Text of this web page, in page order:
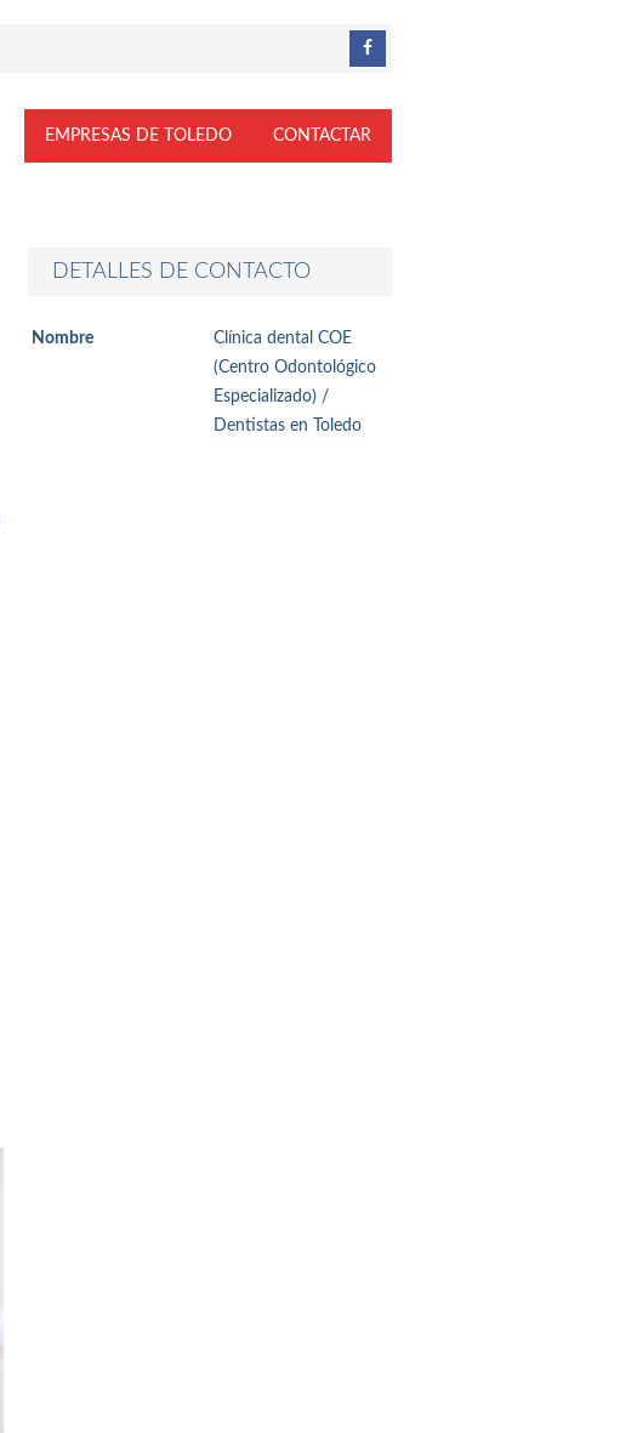
EMPRESAS DE TOLEDO CONTACTAR
DETALLES DE CONTACTO
Nombre
Clínica dental COE
(Centro Odontológico
Especializado) /
Dentistas en Toledo